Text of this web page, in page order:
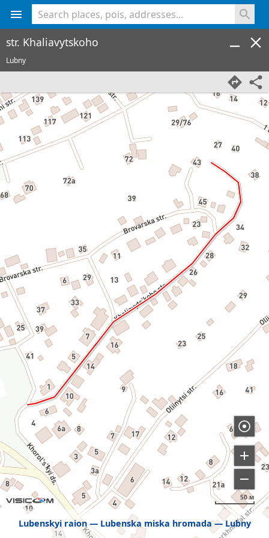
Lubenskyi raion Lubenska miska hromada Lubny
50 м
str. Khaliavytskoho
Lubny
<% console.log(hcard) %>